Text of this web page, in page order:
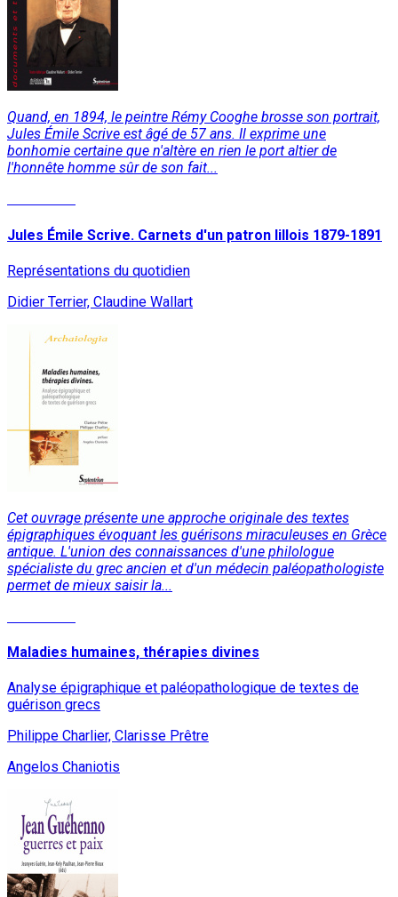
Quand, en 1894, le peintre Rémy Cooghe brosse son portrait,
Jules Émile Scrive est âgé de 57 ans. Il exprime une
bonhomie certaine que n'altère en rien le port altier de
l'honnête homme sûr de son fait...
Jules Émile Scrive. Carnets d'un patron lillois 1879-1891
Représentations du quotidien
Didier Terrier, Claudine Wallart
Cet ouvrage présente une approche originale des textes
épigraphiques évoquant les guérisons miraculeuses en Grèce
antique. L'union des connaissances d'une philologue
spécialiste du grec ancien et d'un médecin paléopathologiste
permet de mieux saisir la...
Maladies humaines, thérapies divines
Analyse épigraphique et paléopathologique de textes de
guérison grecs
Philippe Charlier, Clarisse Prêtre
Angelos Chaniotis